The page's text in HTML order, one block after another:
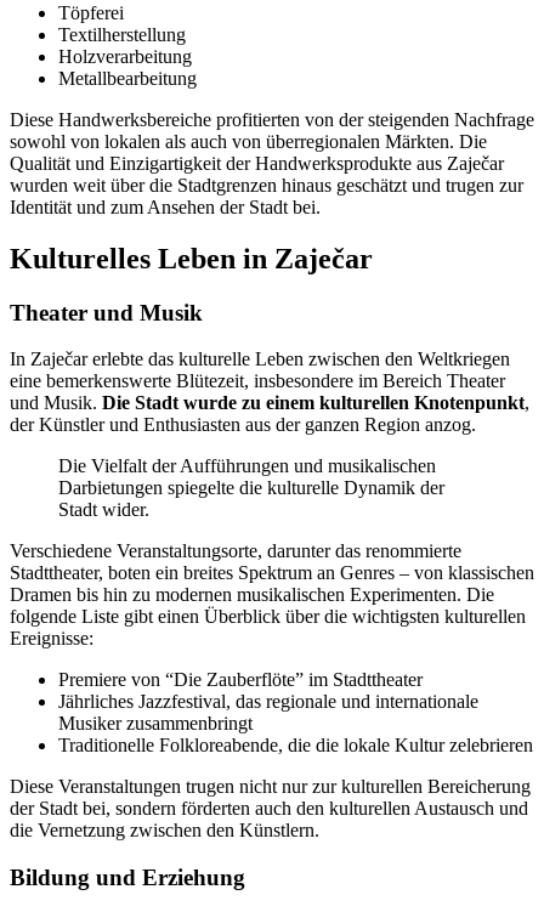
Töpferei
Textilherstellung
Holzverarbeitung
Metallbearbeitung
Diese Handwerksbereiche profitierten von der steigenden Nachfrage
sowohl von lokalen als auch von überregionalen Märkten. Die
Qualität und Einzigartigkeit der Handwerksprodukte aus Zaječar
wurden weit über die Stadtgrenzen hinaus geschätzt und trugen zur
Identität und zum Ansehen der Stadt bei.
Kulturelles Leben in Zaječar
Theater und Musik
In Zaječar erlebte das kulturelle Leben zwischen den Weltkriegen
eine bemerkenswerte Blütezeit, insbesondere im Bereich Theater
und Musik. Die Stadt wurde zu einem kulturellen Knotenpunkt,
der Künstler und Enthusiasten aus der ganzen Region anzog.
Die Vielfalt der Aufführungen und musikalischen
Darbietungen spiegelte die kulturelle Dynamik der
Stadt wider.
Verschiedene Veranstaltungsorte, darunter das renommierte
Stadttheater, boten ein breites Spektrum an Genres – von klassischen
Dramen bis hin zu modernen musikalischen Experimenten. Die
folgende Liste gibt einen Überblick über die wichtigsten kulturellen
Ereignisse:
Premiere von “Die Zauberflöte” im Stadttheater
Jährliches Jazzfestival, das regionale und internationale
Musiker zusammenbringt
Traditionelle Folkloreabende, die die lokale Kultur zelebrieren
Diese Veranstaltungen trugen nicht nur zur kulturellen Bereicherung
der Stadt bei, sondern förderten auch den kulturellen Austausch und
die Vernetzung zwischen den Künstlern.
Bildung und Erziehung